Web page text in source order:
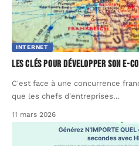
INTERNET
Les clés pour développer son e-
C'est face à une concurrence
que les chefs d'entreprises…
11 mars 2026